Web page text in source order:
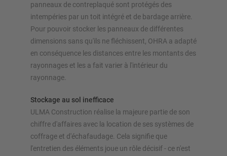
panneaux de contreplaqué sont protégés des
intempéries par un toit intégré et de bardage arrière.
Pour pouvoir stocker les panneaux de différentes
dimensions sans qu'ils ne fléchissent, OHRA a adapté
en conséquence les distances entre les montants des
rayonnages et les a fait varier à l'intérieur du
rayonnage.
Stockage au sol inefficace
ULMA Construction réalise la majeure partie de son
chiffre d'affaires avec la location de ses systèmes de
coffrage et d'échafaudage. Cela signifie que
l'entretien des éléments joue un rôle décisif - ce n'est
Rayonnages mobiles
Stockage automatique
Hall de stockage
Mezzanines
Rayonnage vertical
Planifiez votre système de rayonnage individuellement avec
nos configurateurs – y compris la demande directe